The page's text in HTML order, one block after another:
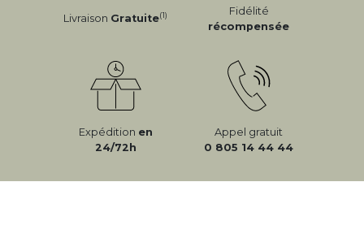
Livraison Gratuite(1)
Fidélité
récompensée
Expédition en
24/72h
Appel gratuit
0 805 14 44 44